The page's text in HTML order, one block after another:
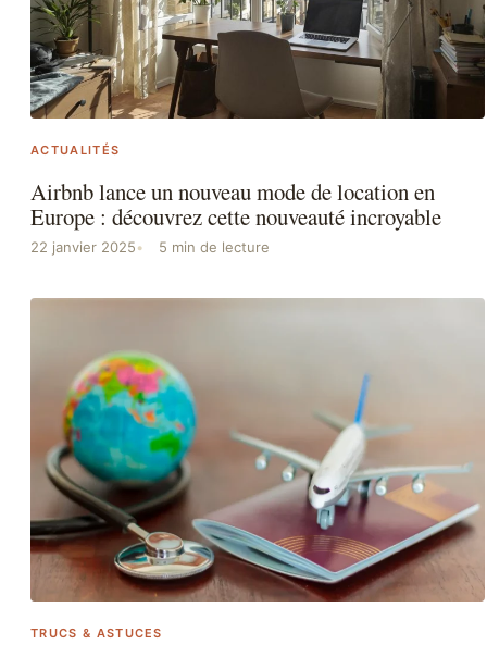
ACTUALITÉS
Airbnb lance un nouveau mode de location en
Europe : découvrez cette nouveauté incroyable
22 janvier 2025 5 min de lecture
TRUCS & ASTUCES